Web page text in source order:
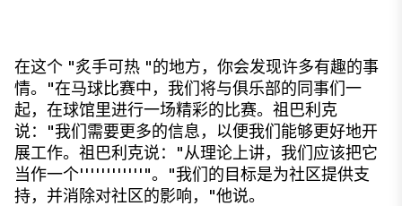
在这个 "炙手可热 "的地方，你会发现许多有趣的事
情。"在马球比赛中，我们将与俱乐部的同事们一
起，在球馆里进行一场精彩的比赛。祖巴利克
说："我们需要更多的信息，以便我们能够更好地开
展工作。祖巴利克说："从理论上讲，我们应该把它
当作一个''''''''''''"。"我们的目标是为社区提供支
持，并消除对社区的影响，"他说。